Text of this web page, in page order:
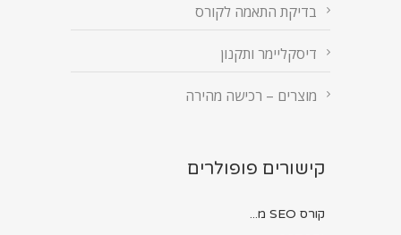
בדיקת התאמה לקורס
דיסקליימר ותקנון
מוצרים – רכישה מהירה
קישורים פופולרים
קורס SEO מ...